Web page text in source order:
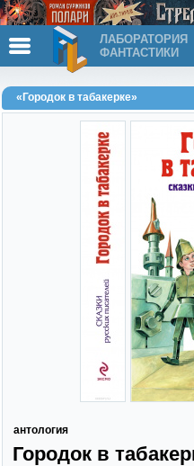
ЛАБОРАТОРИЯ
ФАНТАСТИКИ
«Городок в табакерке»
антология
Городок в